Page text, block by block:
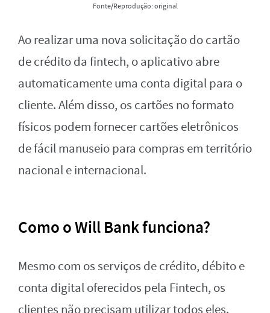
Fonte/Reprodução: original
Ao realizar uma nova solicitação do cartão
de crédito da fintech, o aplicativo abre
automaticamente uma conta digital para o
cliente. Além disso, os cartões no formato
físicos podem fornecer cartões eletrônicos
de fácil manuseio para compras em território
nacional e internacional.
Como o Will Bank funciona?
Mesmo com os serviços de crédito, débito e
conta digital oferecidos pela Fintech, os
clientes não precisam utilizar todos eles.